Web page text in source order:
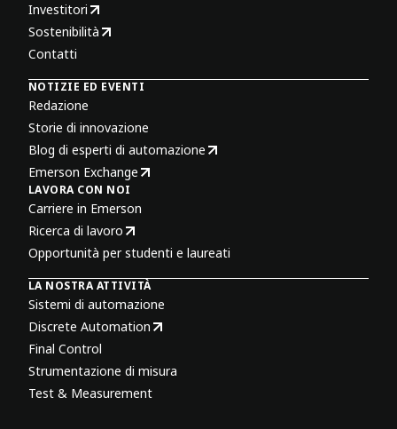
Investitori
Sostenibilità
Contatti
NOTIZIE ED EVENTI
Redazione
Storie di innovazione
Blog di esperti di automazione
Emerson Exchange
LAVORA CON NOI
Carriere in Emerson
Ricerca di lavoro
Opportunità per studenti e laureati
LA NOSTRA ATTIVITÀ
Sistemi di automazione
Discrete Automation
Final Control
Strumentazione di misura
Test & Measurement